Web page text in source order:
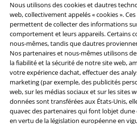
Nous utilisons des cookies et dautres
web, collectivement appelés « cookies ».
permettent de collecter des informations
comportement et leurs appareils. Certains
nous-mêmes, tandis que dautres
Nos partenaires et nous-mêmes utilisons
la fiabilité et la sécurité de notre site web,
votre expérience dachat, effectuer des
marketing (par exemple, des publicités
web, sur les médias sociaux et sur les sites
données sont transférées aux États-Unis,
quavec des partenaires qui font lobjet
en vertu de la législation européenne en
Légal